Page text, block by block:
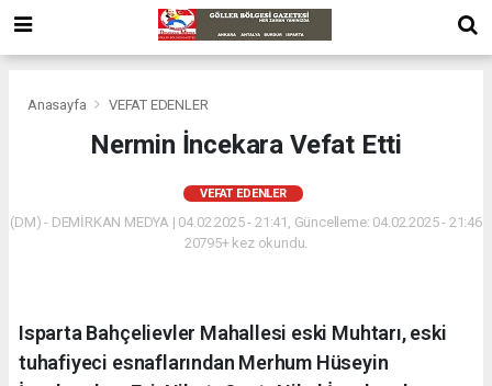
Anasayfa VEFAT EDENLER
Nermin İncekara Vefat Etti
VEFAT EDENLER
(DM) - DEMİRKAN MEDYA | 04.02.2025 - 21:41, Güncelleme: 04.02.2025 - 21:46
20795+ kez okundu.
Isparta Bahçelievler Mahallesi eski Muhtarı, eski
tuhafiyeci esnaflarından Merhum Hüseyin